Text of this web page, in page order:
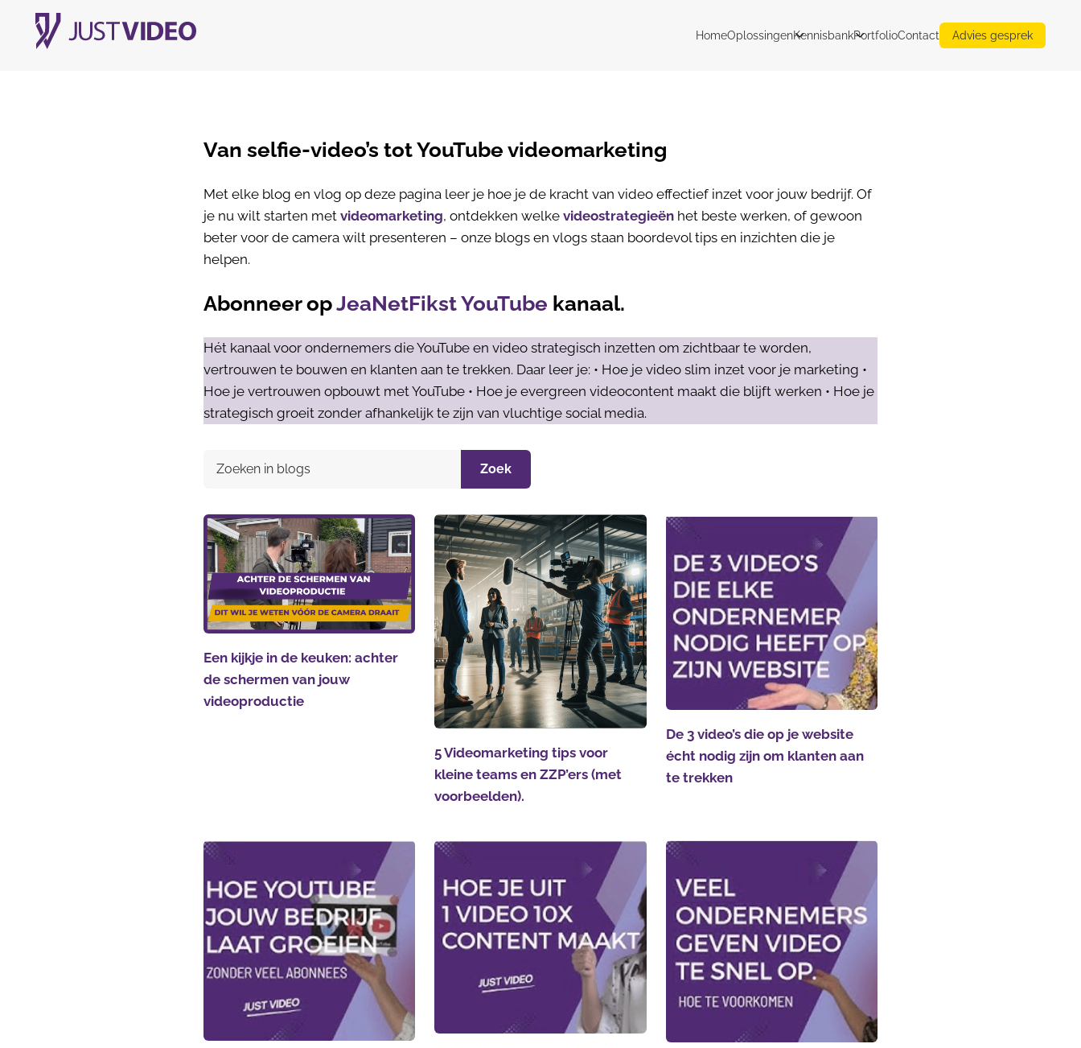
HomeOplossingenKennisbankPortfolioContact Advies gesprek
Van selfie-video’s tot YouTube videomarketing
Met elke blog en vlog op deze pagina leer je hoe je de kracht van video effectief inzet voor jouw bedrijf. Of
je nu wilt starten metvideomarketing, ontdekken welkevideostrategieën het beste werken, of gewoon
beter voor de camera wilt presenteren – onze blogs en vlogs staan boordevol tips en inzichten die je
helpen.
Abonneer opJeaNetFikst YouTube kanaal.
Hét kanaal voor ondernemers die YouTube en video strategisch inzetten om zichtbaar te worden,
vertrouwen te bouwen en klanten aan te trekken. Daar leer je: • Hoe je video slim inzet voor je marketing •
Hoe je vertrouwen opbouwt met YouTube • Hoe je evergreen videocontent maakt die blijft werken • Hoe je
strategisch groeit zonder afhankelijk te zijn van vluchtige social media.
Zoek
Een kijkje in de keuken: achter
de schermen van jouw
videoproductie
5 Videomarketing tips voor
kleine teams en ZZP’ers (met
voorbeelden).
De 3 video’s die op je website
écht nodig zijn om klanten aan
te trekken